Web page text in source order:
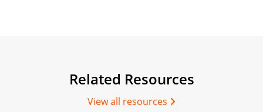
Related Resources
View all resources